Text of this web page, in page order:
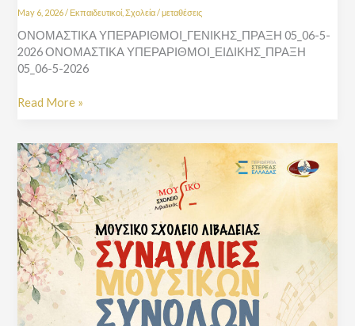
May 6, 2026/ Εκπαιδευτικοί,Σχολεία/μεταθέσεις
ΟΝΟΜΑΣΤΙΚΑ ΥΠΕΡΑΡΙΘΜΟΙ_ΓΕΝΙΚΗΣ_ΠΡΑΞΗ 05_06-5-
2026 ΟΝΟΜΑΣΤΙΚΑ ΥΠΕΡΑΡΙΘΜΟΙ_ΕΙΔΙΚΗΣ_ΠΡΑΞΗ
05_06-5-2026
Read More »
Εκδήλωση
Μουσικού
Σχολείου
Λιβαδειάς